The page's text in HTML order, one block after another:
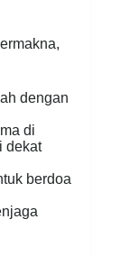
dengan
di
dekat
berdoa